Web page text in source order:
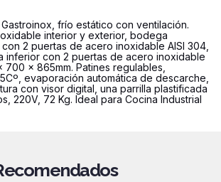
frío estático con ventilación.
interior y exterior, bodega
2 puertas de acero inoxidable AISI 304,
inferior con 2 puertas de acero inoxidable
700 x 865mm. Patines regulables,
evaporación automática de descarche,
con visor digital, una parrilla plastificada
220V, 72 Kg. Ideal para Cocina Industrial